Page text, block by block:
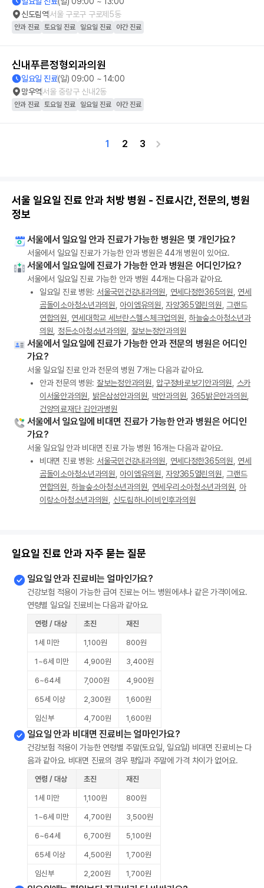
신도림역서울 구로구 구로제5동
안과 진료 토요일 진료 일요일 진료 야간 진료
신내푸른정형외과의원
일요일 진료(일) 09:00 ~ 14:00
망우역서울 중랑구 신내2동
안과 진료 토요일 진료 일요일 진료 야간 진료
1 2 3
서울 일요일 진료 안과 처방 병원 - 진료시간, 전문의, 병원
정보
서울에서 일요일 안과 진료가 가능한 병원은 몇 개인가요?
서울에서 일요일 진료가 가능한 안과 병원은 44개 병원이 있어요.
서울에서 일요일에 진료가 가능한 안과 병원은 어디인가요?
서울에서 일요일 진료 가능한 안과 병원 44개는 다음과 같아요.
일요일 진료 병원: 서울국민건강내과의원 연세다정한365의원
연세
곰돌이소아청소년과의원
아이엠유의원 자양365열린의원
그랜드
연합의원
연세대학교 세브란스헬스체크업의원 ,하늘숲소아청소년과
의원
정든소아청소년과의원 잘보는정안과의원
서울에서 일요일에 진료가 가능한 안과 전문의 병원은 어디인
가요?
서울 일요일 진료 안과 전문의 병원 7개는 다음과 같아요.
안과 전문의 병원: 잘보는정안과의원 압구정바로보기안과의원
스카
이서울안과의원
밝은삼성안과의원 박안과의원 365밝은안과의원
건양의료재단 김안과병원
서울에서 일요일에 비대면 진료가 가능한 안과 병원은 어디인
가요?
서울 일요일 안과 비대면 진료 가능 병원 16개는 다음과 같아요.
비대면 진료 병원: 서울국민건강내과의원 연세다정한365의원
연세
곰돌이소아청소년과의원
아이엠유의원 자양365열린의원
그랜드
연합의원 ,하늘숲소아청소년과의원 연세우리소아청소년과의원
아
이랑소아청소년과의원
신도림하나이비인후과의원
일요일 진료 안과 자주 묻는 질문
일요일 안과 진료비는 얼마인가요?
건강보험 적용이 가능한 급여 진료는 어느 병원에서나 같은 가격이에요.
연령별 일요일 진료비는 다음과 같아요.
연령 / 대상 초진 재진
1세 미만 1,100원 800원
1~6세 미만 4,900원 3,400원
6~64세 7,000원 4,900원
65세 이상 2,300원 1,600원
임신부 4,700원 1,600원
일요일 안과 비대면 진료비는 얼마인가요?
건강보험 적용이 가능한 연령별 주말(토요일, 일요일) 비대면 진료비는 다
음과 같아요. 비대면 진료의 경우 평일과 주말에 가격 차이가 없어요.
연령 / 대상 초진 재진
1세 미만 1,100원 800원
1~6세 미만 4,700원 3,500원
6~64세 6,700원 5,100원
65세 이상 4,500원 1,700원
임신부 2,200원 1,700원